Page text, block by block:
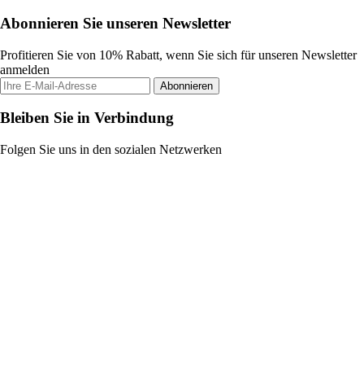
Abonnieren Sie unseren Newsletter
Profitieren Sie von 10% Rabatt, wenn Sie sich für unseren Newsletter
anmelden
Abonnieren
Bleiben Sie in Verbindung
Folgen Sie uns in den sozialen Netzwerken